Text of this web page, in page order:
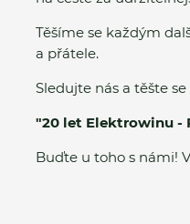
Těšíme se každým
a přátele.
Sledujte nás a těšte
"20 let Elektrowinu -
Buďte u toho s námi!